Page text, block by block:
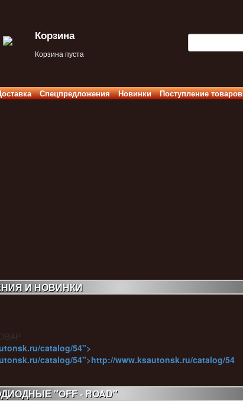
Корзина
Корзина пуста
Спецпредложения Новинки Поступление товаров
И НОВИНКИ
catalog/54">
catalog/54">http://www.ksautonsk.ru/catalog/54
''OFF - ROAD''